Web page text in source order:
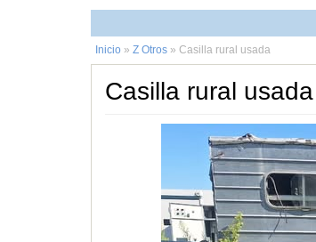
Inicio » Z Otros » Casilla rural usada
Casilla rural usada